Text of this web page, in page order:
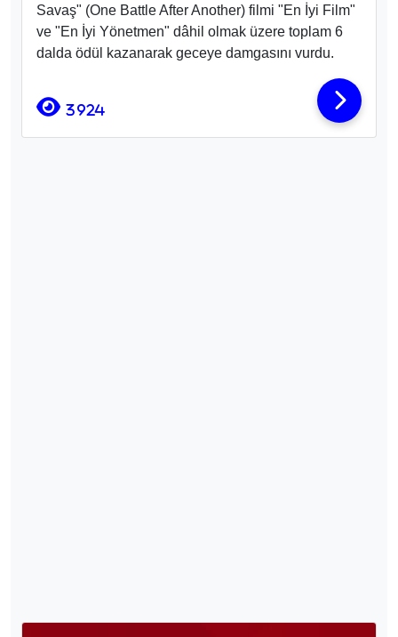
Savaş" (One Battle After Another) filmi "En İyi Film"
ve "En İyi Yönetmen" dâhil olmak üzere toplam 6
dalda ödül
kazanarak geceye damgasını vurdu.
3924